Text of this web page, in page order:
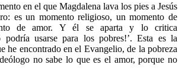
en el que Magdalena lava los pies a Jesús
es un momento religioso, un momento de
de amor. Y él se aparta y lo critica
podría usarse para los pobres!’. Esta es la
he encontrado en el Evangelio, de la pobreza
no sabe lo que es el amor, porque no